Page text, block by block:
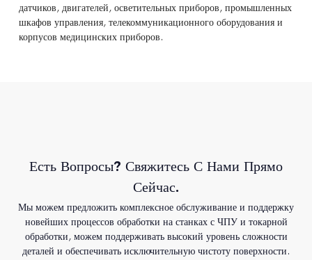
датчиков, двигателей, осветительных приборов, промышленных
шкафов управления, телекоммуникационного оборудования и
корпусов медицинских приборов.
Есть Вопросы? Свяжитесь С Нами Прямо
Сейчас.
Мы можем предложить комплексное обслуживание и поддержку
новейших процессов обработки на станках с ЧПУ и токарной
обработки, можем поддерживать высокий уровень сложности
деталей и обеспечивать исключительную чистоту поверхности.